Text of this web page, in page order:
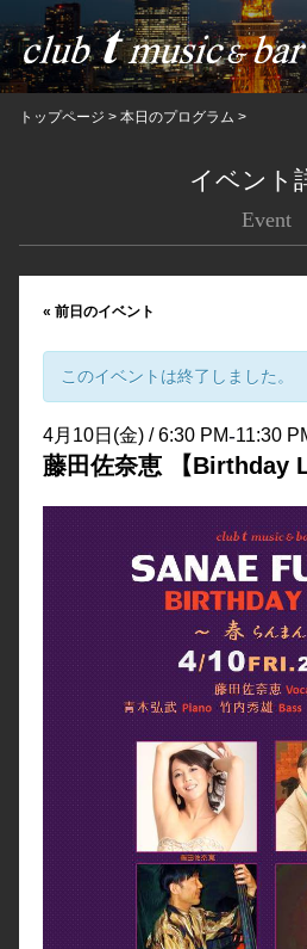
トップページ > 本日のプログラム >
イベント
Event
« 前日のイベント
このイベントは終了しました。
4月10日(金) / 6:30 PM-11:30
藤田佐奈恵 【Birthday